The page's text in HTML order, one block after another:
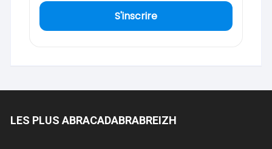
S'inscrire
LES PLUS ABRACADABRABREIZH